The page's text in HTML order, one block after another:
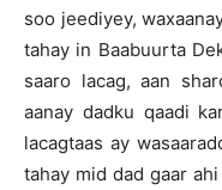
soo jeediyey,
tahay in Baabuurta
saaro lacag, aan
aanay dadku qaadi
lacagtaas ay
tahay mid dad gaar